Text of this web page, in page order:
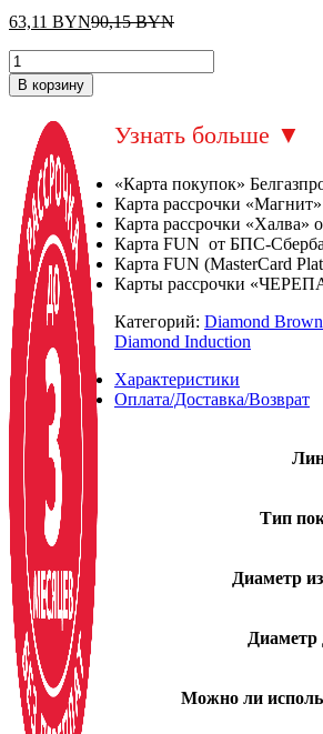
63,11 BYN90,15BYN
В корзину
Узнать больше ▼
«Карта покупок»
Карта рассрочки
Карта рассрочки «Халва»
Карта FUN от БПС-
Карта FUN (MasterCard
Карты рассрочки
Категорий: Diamond Brown
Diamond Induction
Характеристики
Оплата/Доставка/Возврат
Тип
Диаметр
Можно ли